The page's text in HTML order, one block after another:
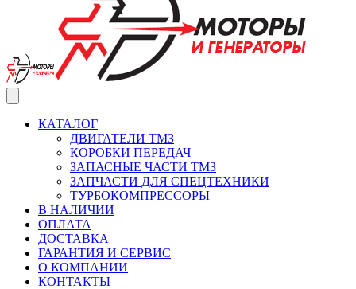
КАТАЛОГ
ДВИГАТЕЛИ ТМЗ
КОРОБКИ ПЕРЕДАЧ
ЗАПАСНЫЕ ЧАСТИ ТМЗ
ЗАПЧАСТИ ДЛЯ СПЕЦТЕХНИКИ
ТУРБОКОМПРЕССОРЫ
В НАЛИЧИИ
ОПЛАТА
ДОСТАВКА
ГАРАНТИЯ И СЕРВИС
О КОМПАНИИ
КОНТАКТЫ